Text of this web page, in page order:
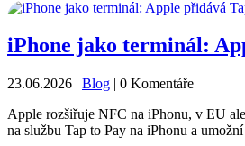
iPhone jako terminál:
23.06.2026 | Blog | 0 Komentáře
Apple rozšiřuje NFC na iPhonu, v EU
na službu Tap to Pay na iPhonu a